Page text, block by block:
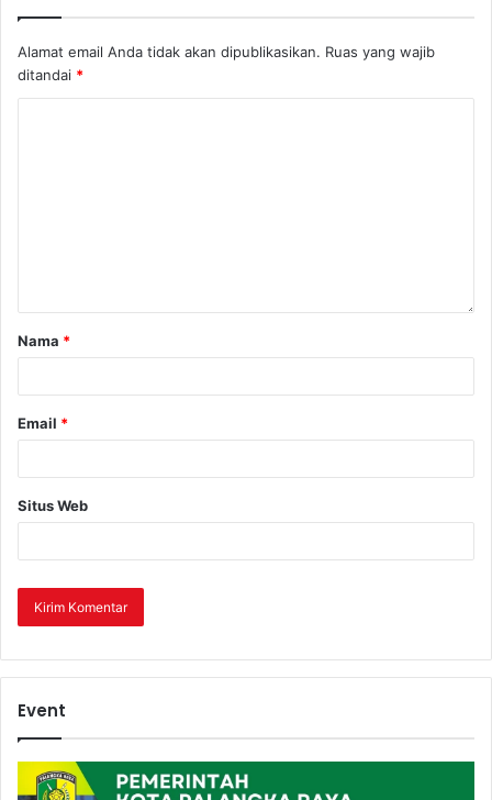
Alamat email Anda tidak akan dipublikasikan. Ruas yang wajib
ditandai *
Nama *
Email *
Situs Web
Event